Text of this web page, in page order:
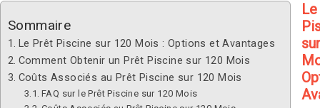
Sommaire
Le Prêt Piscine sur 120 Mois : Options et Avantages
Comment Obtenir un Prêt Piscine sur 120 Mois
Coûts Associés au Prêt Piscine sur 120 Mois
FAQ sur le Prêt Piscine sur 120 Mois